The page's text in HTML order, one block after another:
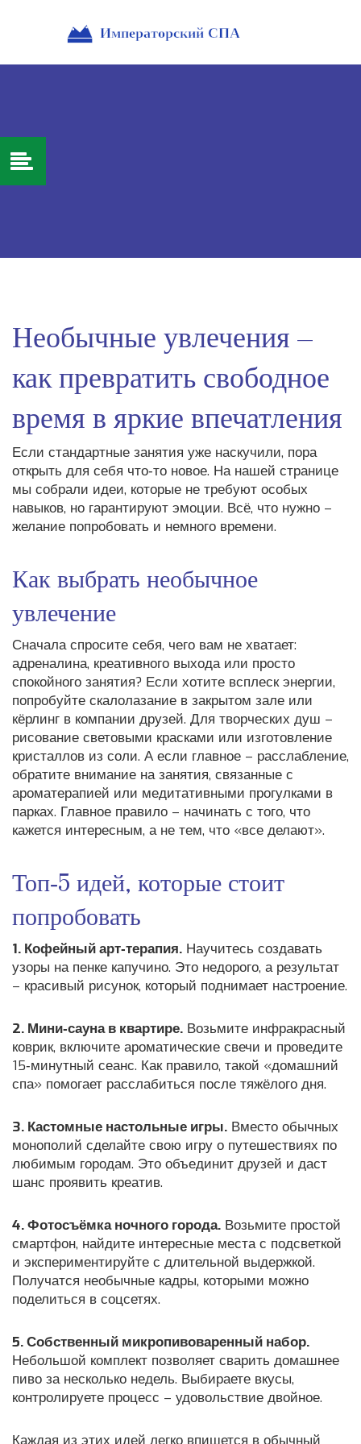
Необычные увлечения –
как превратить свободное
время в яркие впечатления
Если стандартные занятия уже наскучили, пора
открыть для себя что‑то новое. На нашей странице
мы собрали идеи, которые не требуют особых
навыков, но гарантируют эмоции. Всё, что нужно –
желание попробовать и немного времени.
Как выбрать необычное
увлечение
Сначала спросите себя, чего вам не хватает:
адреналина, креативного выхода или просто
спокойного занятия? Если хотите всплеск энергии,
попробуйте скалолазание в закрытом зале или
кёрлинг в компании друзей. Для творческих душ –
рисование световыми красками или изготовление
кристаллов из соли. А если главное – расслабление,
обратите внимание на занятия, связанные с
ароматерапией или медитативными прогулками в
парках. Главное правило – начинать с того, что
кажется интересным, а не тем, что «все делают».
Топ‑5 идей, которые стоит
попробовать
1. Кофейный арт‑терапия. Научитесь создавать
узоры на пенке капучино. Это недорого, а результат
– красивый рисунок, который поднимает настроение.
2. Мини‑сауна в квартире. Возьмите инфракрасный
коврик, включите ароматические свечи и проведите
15‑минутный сеанс. Как правило, такой «домашний
спа» помогает расслабиться после тяжёлого дня.
3. Кастомные настольные игры. Вместо обычных
монополий сделайте свою игру о путешествиях по
любимым городам. Это объединит друзей и даст
шанс проявить креатив.
4. Фотосъёмка ночного города. Возьмите простой
смартфон, найдите интересные места с подсветкой
и экспериментируйте с длительной выдержкой.
Получатся необычные кадры, которыми можно
поделиться в соцсетях.
5. Собственный микропивоваренный набор.
Небольшой комплект позволяет сварить домашнее
пиво за несколько недель. Выбираете вкусы,
контролируете процесс – удовольствие двойное.